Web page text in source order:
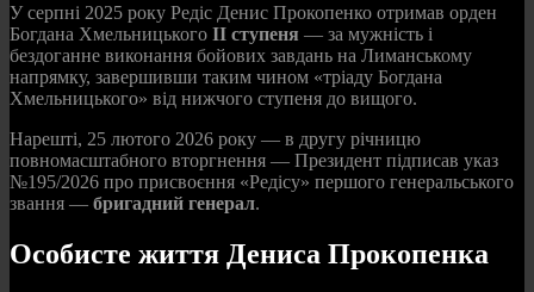
У серпні 2025 року Редіс Денис Прокопенко отримав орден
Богдана Хмельницького II ступеня — за мужність і
бездоганне виконання бойових завдань на Лиманському
напрямку, завершивши таким чином «тріаду Богдана
Хмельницького» від нижчого ступеня до вищого.
Нарешті, 25 лютого 2026 року — в другу річницю
повномасштабного вторгнення — Президент підписав указ
№195/2026 про присвоєння «Редісу» першого генеральського
звання — бригадний генерал.
Особисте життя Дениса Прокопенка